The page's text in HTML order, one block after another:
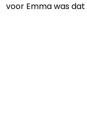
voor Emma was dat